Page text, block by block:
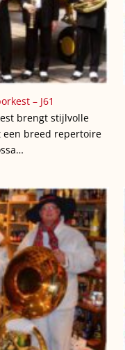
– J61
brengt stijlvolle
een breed repertoire